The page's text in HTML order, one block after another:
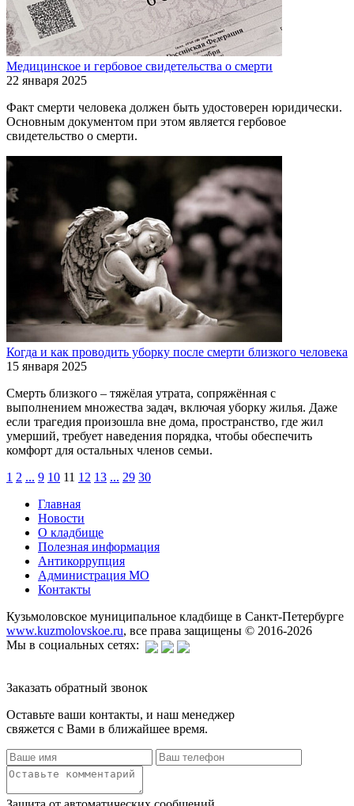
Медицинское и гербовое свидетельства о смерти
22 января 2025
Факт смерти человека должен быть удостоверен юридически.
Основным документом при этом является гербовое
свидетельство о смерти.
Когда и как проводить уборку после смерти близкого человека
15 января 2025
Смерть близкого – тяжёлая утрата, сопряжённая с
выполнением множества задач, включая уборку жилья. Даже
если трагедия произошла вне дома, пространство, где жил
умерший, требует наведения порядка, чтобы обеспечить
комфорт для остальных членов семьи.
1 2 ... 9 10 11 12 13 ... 29 30
Главная
Новости
О кладбище
Полезная информация
Антикоррупция
Администрация МО
Контакты
Кузьмоловское муниципальное кладбище в Санкт-Петербурге
www.kuzmolovskoe.ru, все права защищены © 2016-2026
Мы в социальных сетях:
Заказать обратный звонок
Оставьте ваши контакты, и наш менеджер
свяжется с Вами в ближайшее время.